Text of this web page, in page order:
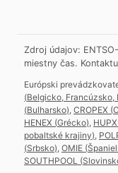
Zdroj údajov:
miestny čas.
Európski
(Belgicko,
(Bulharsko) CROPEX (
HENEX (Grécko) HUPX
pobaltské krajiny)
(Srbsko) OMIE (
SOUTHPOOL (